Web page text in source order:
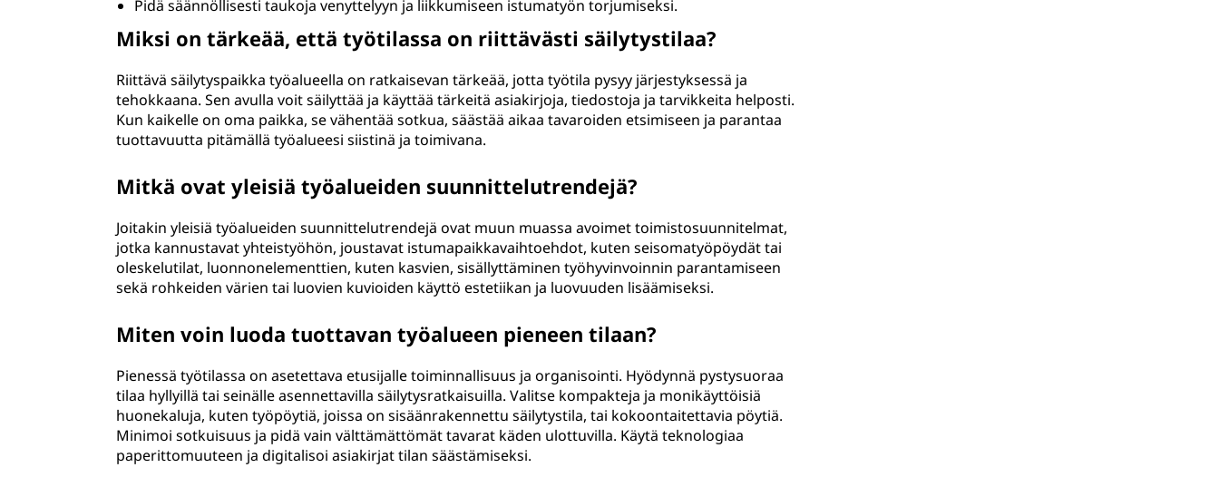
Pidä säännöllisesti taukoja venyttelyyn ja liikkumiseen istumatyön torjumiseksi.
Miksi on tärkeää, että työtilassa on riittävästi säilytystilaa?
Riittävä säilytyspaikka työalueella on ratkaisevan tärkeää, jotta työtila pysyy järjestyksessä ja
tehokkaana. Sen avulla voit säilyttää ja käyttää tärkeitä asiakirjoja, tiedostoja ja tarvikkeita helposti.
Kun kaikelle on oma paikka, se vähentää sotkua, säästää aikaa tavaroiden etsimiseen ja parantaa
tuottavuutta pitämällä työalueesi siistinä ja toimivana.
Mitkä ovat yleisiä työalueiden suunnittelutrendejä?
Joitakin yleisiä työalueiden suunnittelutrendejä ovat muun muassa avoimet toimistosuunnitelmat,
jotka kannustavat yhteistyöhön, joustavat istumapaikkavaihtoehdot, kuten seisomatyöpöydät tai
oleskelutilat, luonnonelementtien, kuten kasvien, sisällyttäminen työhyvinvoinnin parantamiseen
sekä rohkeiden värien tai luovien kuvioiden käyttö estetiikan ja luovuuden lisäämiseksi.
Miten voin luoda tuottavan työalueen pieneen tilaan?
Pienessä työtilassa on asetettava etusijalle toiminnallisuus ja organisointi. Hyödynnä pystysuoraa
tilaa hyllyillä tai seinälle asennettavilla säilytysratkaisuilla. Valitse kompakteja ja monikäyttöisiä
huonekaluja, kuten työpöytiä, joissa on sisäänrakennettu säilytystila, tai kokoontaitettavia pöytiä.
Minimoi sotkuisuus ja pidä vain välttämättömät tavarat käden ulottuvilla. Käytä teknologiaa
paperittomuuteen ja digitalisoi asiakirjat tilan säästämiseksi.